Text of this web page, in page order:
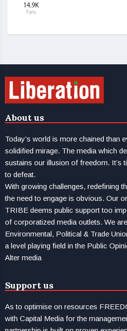
14.9K
Fans
About us
Today’s world is more chained than
solidified mirage. The media which
sustains our illusion of freedom. It’s
to defeat.
With growing challenges, redefining
the need to engage is obvious. Our
TRIBE deems public support too
of corporatized media outlets. We
Environmental, Political & Trade
a level playing field in the Public
Alter media
Support us
As to optimise on resources
with Capital Media for the